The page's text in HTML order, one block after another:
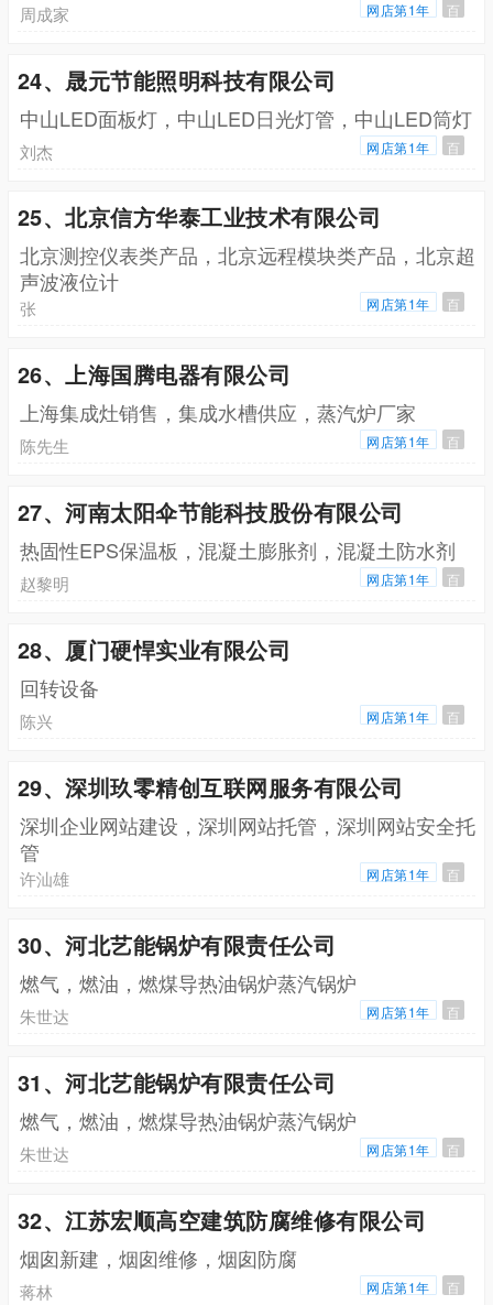
周成家 网店第1年 百
24、晟元节能照明科技有限公司
中山LED面板灯，中山LED日光灯管，中山LED筒灯
刘杰 网店第1年 百
25、北京信方华泰工业技术有限公司
北京测控仪表类产品，北京远程模块类产品，北京超
声波液位计
张 网店第1年 百
26、上海国腾电器有限公司
上海集成灶销售，集成水槽供应，蒸汽炉厂家
陈先生 网店第1年 百
27、河南太阳伞节能科技股份有限公司
热固性EPS保温板，混凝土膨胀剂，混凝土防水剂
赵黎明 网店第1年 百
28、厦门硬悍实业有限公司
回转设备
陈兴 网店第1年 百
29、深圳玖零精创互联网服务有限公司
深圳企业网站建设，深圳网站托管，深圳网站安全托
管
许汕雄 网店第1年 百
30、河北艺能锅炉有限责任公司
燃气，燃油，燃煤导热油锅炉蒸汽锅炉
朱世达 网店第1年 百
31、河北艺能锅炉有限责任公司
燃气，燃油，燃煤导热油锅炉蒸汽锅炉
朱世达 网店第1年 百
32、江苏宏顺高空建筑防腐维修有限公司
烟囱新建，烟囱维修，烟囱防腐
蒋林 网店第1年 百